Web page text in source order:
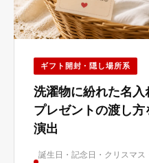
ギフト開封・隠し場所系
洗濯物に紛れた名入
プレゼントの渡し
演出
誕生日・記念日・クリスマ